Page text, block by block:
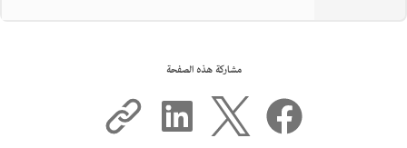
مشاركة هذه الصفحة